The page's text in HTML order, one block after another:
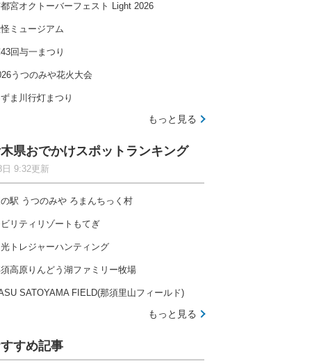
宮オクトーバーフェスト Light 2026
ミュージアム
回与一まつり
うつのみや花火大会
ずま川行灯まつり
もっと見る
県おでかけスポットランキング
日 9:32更新
駅 うつのみや ろまんちっく村
リティリゾートもてぎ
光トレジャーハンティング
高原りんどう湖ファミリー牧場
SATOYAMA FIELD(那須里山フィールド)
もっと見る
すめ記事